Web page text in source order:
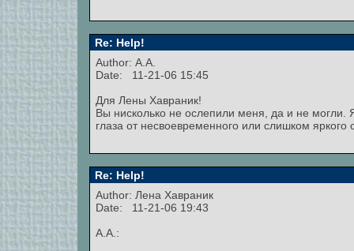
Re: Help!
Author: А.А.
Date: 11-21-06 15:45
Для Лены Хавраник!
Вы нисколько не ослепили меня, да и не могли.
глаза от несвоевременного или слишком
Re: Help!
Author: Лена Хавраник
Date: 11-21-06 19:43
А.А.: